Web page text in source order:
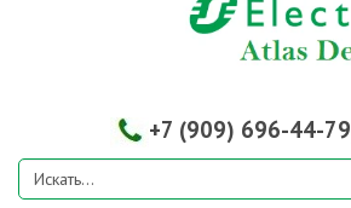
+7 (909) 696-44-79